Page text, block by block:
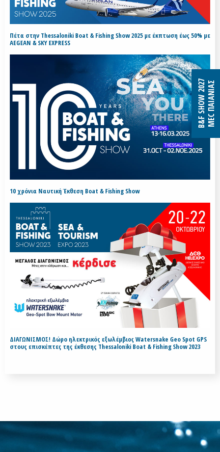
Πέτα στην Thessaloniki Boat & Fishing Show 2025 με έκπτωση έως 50% με
AEGEAN & SKY EXPRESS
10 χρόνια Ναυτική Έκθεση Boat & Fishing Show
ΔΙΑΓΩΝΙΣΜΟΣ! Δώρο ηλεκτρικός εξωλέμβιος Watersnake Geo Spot GPS
στους επισκέπτες της έκθεσης Thessaloniki Boat & Fishing Show 2023
B&F SHOW 2027MEC ΠΑΙΑΝΙΑΣ